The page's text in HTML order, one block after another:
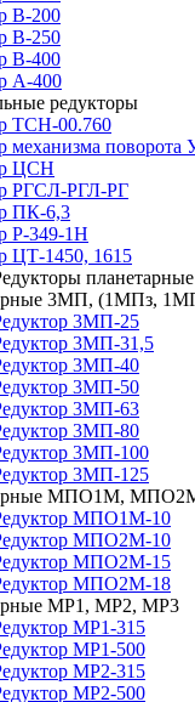
В-200
В-250
В-400
А-400
редукторы
ТСН-00.760
механизма поворота
ЦСН
РГСЛ-РГЛ-РГ
ПК-6,3
Р-349-1Н
ЦТ-1450, 1615
планетарные
3МП, (1МПз,
3МП-25
3МП-31,5
3МП-40
3МП-50
3МП-63
3МП-80
3МП-100
3МП-125
МПО1М,
МПО1М-10
МПО2М-10
МПО2М-15
МПО2М-18
МР1, МР2, МР3
МР1-315
МР1-500
МР2-315
МР2-500